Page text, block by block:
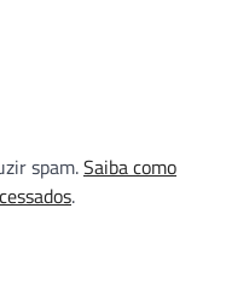
spam.Saiba como
.